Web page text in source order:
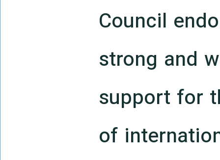
Council
strong and
support for
of